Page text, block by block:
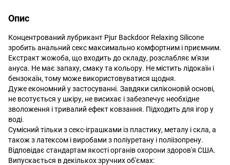
Опис
Концентрований лубрикант Pjur Backdoor Relaxing Silicone
зробить анальний секс максимально комфортним і приємним.
Екстракт жожоба, що входить до складу, розслабляє м'язи
ануса. Не має запаху, смаку та кольору. Не містить лідокаїн і
бензокаїн, тому може використовуватися щодня.
Дуже економний у застосуванні. Завдяки силіконовій основі,
не всотується у шкіру, не висихає і забезпечує необхідне
зволоження і тривалий ефект ковзання. Підходить для ігор у
воді.
Сумісний тільки з секс-іграшками із пластику, металу і скла, а
також з латексом і виробами з поліуретану і поліізопрену.
Відповідає стандартам якості органів охорони здоров'я США.
Випускається в декількох зручних об'ємах: